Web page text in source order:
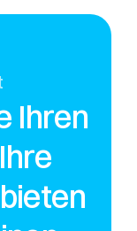
Ihren